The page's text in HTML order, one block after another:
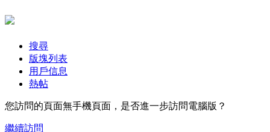
搜尋
版塊列表
用戶信息
熱帖
您訪問的頁面無手機頁面，是否進一步訪問電腦版？
繼續訪問